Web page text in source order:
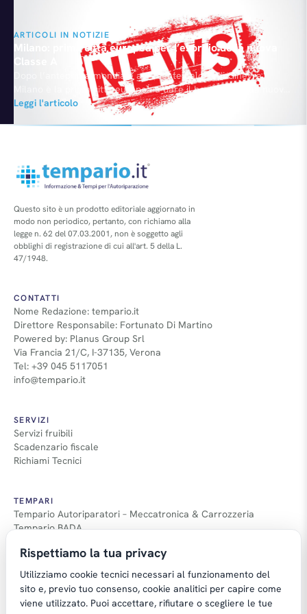
ARTICOLI IN NOTIZIE
Milano: prima città europea per l’esordio della nuova
Classe A
Dopo l’anteprima mondiale al recente Salone di Ginevra,
Milano è la prima città europea a dare il benvenuto alla nuova
generazione della Mercedes Classe A. L’esordio avverrà
ufficialmente nei prossimi giorni in occasione della Settimana
del Mobile di Milano durante la quale Mercedes sarà partner
Leggi l'articolo
Questo sito è un prodotto editoriale aggiornato in
modo non periodico, pertanto, con richiamo alla
legge n. 62 del 07.03.2001, non è soggetto agli
obblighi di registrazione di cui all'art. 5 della L.
47/1948.
CONTATTI
Nome Redazione: tempario.it
Direttore Responsabile: Fortunato Di Martino
Powered by: Planus Group Srl
Via Francia 21/C, I-37135, Verona
Tel: +39 045 5117051
info@tempario.it
SERVIZI
Servizi fruibili
Scadenzario fiscale
Richiami Tecnici
TEMPARI
Tempario Autoriparatori – Meccatronica & Carrozzeria
Tempario BADA
Guida Applicazione Tempi
Rispettiamo la tua privacy
Utilizziamo cookie tecnici necessari al funzionamento del
sito e, previo tuo consenso, cookie analitici per capire come
viene utilizzato. Puoi accettare, rifiutare o scegliere le tue